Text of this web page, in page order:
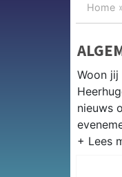
Home
Woon jij
nieuws